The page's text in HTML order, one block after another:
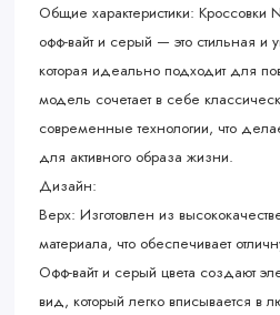
Общие характеристики: Кроссовки
офф-вайт и серый — это стильная и
которая идеально подходит для
модель сочетает в себе
современные технологии, что
для активного образа жизни.
Дизайн:
Верх: Изготовлен из
материала, что обеспечивает
Офф-вайт и серый цвета создают
вид, который легко вписывается в